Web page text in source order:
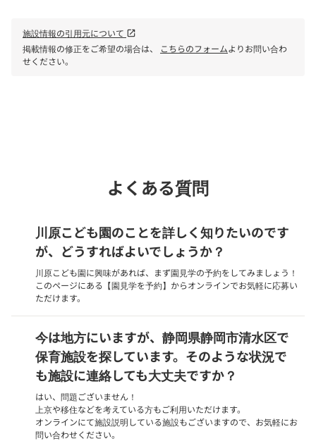
施設情報の引用元について open_in_new
掲載情報の修正をご希望の場合は、 こちらのフォームよりお問い合わ
せください。
よくある質問
川原こども園のことを詳しく知りたいのです
が、どうすればよいでしょうか？
川原こども園に興味があれば、まず園見学の予約をしてみましょう！
このページにある【園見学を予約】からオンラインでお気軽に応募い
ただけます。
今は地方にいますが、静岡県静岡市清水区で
保育施設を探しています。そのような状況で
も施設に連絡しても大丈夫ですか？
はい、問題ございません！
上京や移住などを考えている方もご利用いただけます。
オンラインにて施設説明している施設もございますので、お気軽にお
問い合わせください。